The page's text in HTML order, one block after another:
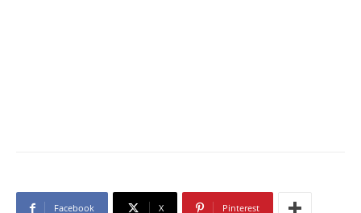
Facebook X Pinterest